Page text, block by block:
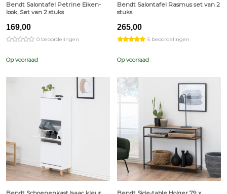
Bendt Salontafel Petrine Eiken-
look, Set van 2 stuks
169,00
0 beoordelingen
Op voorraad
Bendt Salontafel Rasmus set van 2
stuks
265,00
5 beoordelingen
Op voorraad